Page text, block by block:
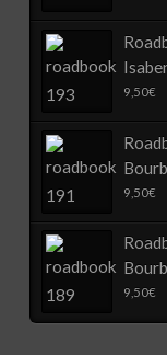
9,50€
9,50€
9,50€